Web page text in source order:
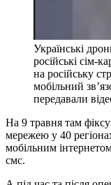
Українські
російські сім-
на російську
мобільний
передавали
На 9 травня там
мережею у 40
мобільним
смс.